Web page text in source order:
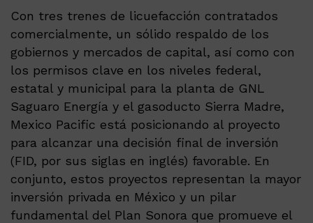
Con tres trenes de licuefacción contratados
comercialmente, un sólido respaldo de los
gobiernos y mercados de capital, así como con
los permisos clave en los niveles federal,
estatal y municipal para la planta de GNL
Saguaro Energía y el gasoducto Sierra Madre,
Mexico Pacific está posicionando al proyecto
para alcanzar una decisión final de inversión
(FID, por sus siglas en inglés) favorable. En
conjunto, estos proyectos representan la mayor
inversión privada en México y un pilar
fundamental del Plan Sonora que promueve el